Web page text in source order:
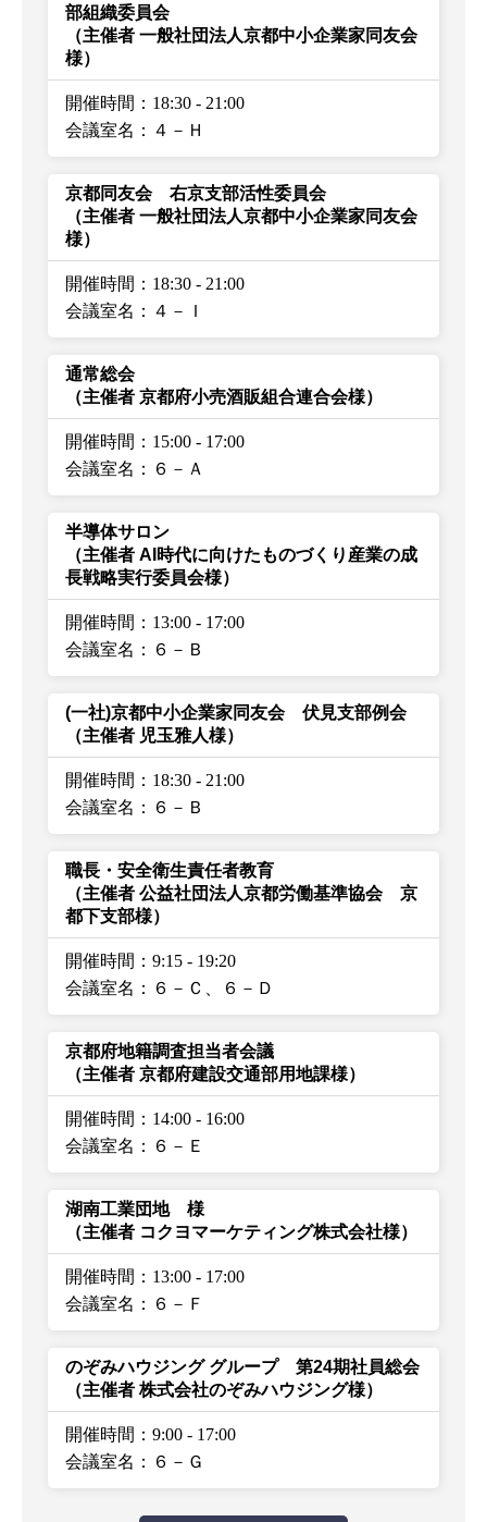
部組織委員会
（主催者 一般社団法人京都中小企業家同友会
様）
開催時間：18:30 - 21:00
会議室名：４－Ｈ
京都同友会 右京支部活性委員会
（主催者 一般社団法人京都中小企業家同友会
様）
開催時間：18:30 - 21:00
会議室名：４－Ｉ
通常総会
（主催者 京都府小売酒販組合連合会様）
開催時間：15:00 - 17:00
会議室名：６－Ａ
半導体サロン
（主催者 AI時代に向けたものづくり産業の成
長戦略実行委員会様）
開催時間：13:00 - 17:00
会議室名：６－Ｂ
(一社)京都中小企業家同友会 伏見支部例会
（主催者 児玉雅人様）
開催時間：18:30 - 21:00
会議室名：６－Ｂ
職長・安全衛生責任者教育
（主催者 公益社団法人京都労働基準協会 京
都下支部様）
開催時間：9:15 - 19:20
会議室名：６－Ｃ、６－Ｄ
京都府地籍調査担当者会議
（主催者 京都府建設交通部用地課様）
開催時間：14:00 - 16:00
会議室名：６－Ｅ
湖南工業団地 様
（主催者 コクヨマーケティング株式会社様）
開催時間：13:00 - 17:00
会議室名：６－Ｆ
のぞみハウジング グループ 第24期社員総会
（主催者 株式会社のぞみハウジング様）
開催時間：9:00 - 17:00
会議室名：６－Ｇ